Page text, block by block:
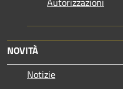
NOVITÀ
Notizie